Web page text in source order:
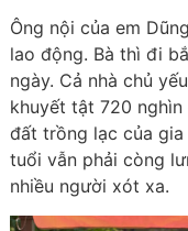
Ông nội của em
lao động. Bà thì đi
ngày. Cả nhà chủ
khuyết tật 720
đất trồng lạc của gia
tuổi vẫn phải còng
nhiều người xót xa.